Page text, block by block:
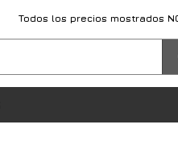
Todos los precios mostrados